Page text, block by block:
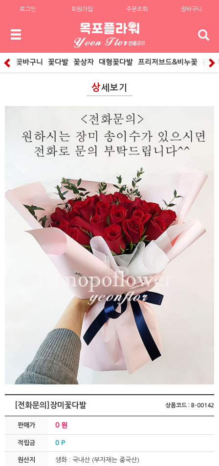
로그인 회원가입 주문조회 장바구니
꽃바구니 꽃다발 꽃상자 대형꽃다발 프리저브드&비누꽃 관엽
상세보기
[전화문의]장미꽃다발 상품코드 : B-00142
판매가 0 원
적립금 0 P
원산지 생화 : 국내산 (부자재는 중국산)